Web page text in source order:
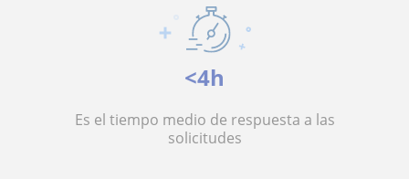
<4h
Es el tiempo medio de respuesta a las
solicitudes